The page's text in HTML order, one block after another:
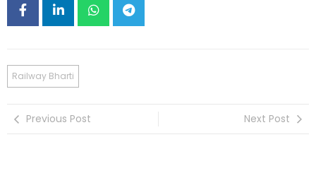
Railway Bharti
Previous Post Next Post